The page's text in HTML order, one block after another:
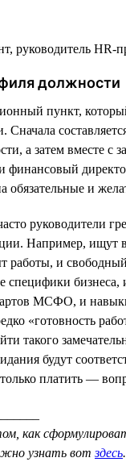
руководитель HR-
должности
пункт,
Сначала
а затем вместе с
финансовый
обязательные и
руководители
Например, ищут
работы, и
специфики бизнеса,
МСФО, и
«готовность
такого
будут
платить —
как
узнать вотздесь.